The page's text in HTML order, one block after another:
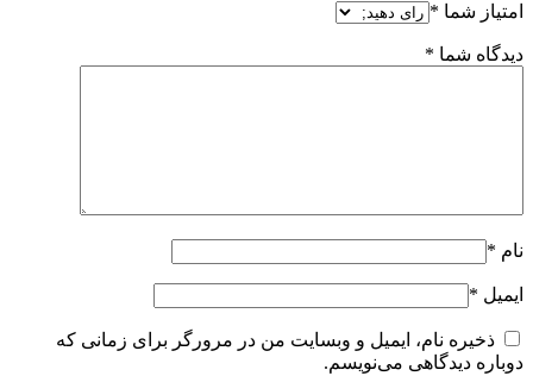
امتیاز شما *
دیدگاه شما *
نام *
ایمیل *
ذخیره نام، ایمیل و وبسایت من در مرورگر برای زمانی که
دوباره دیدگاهی می‌نویسم.